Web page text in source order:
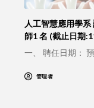
人工智慧應用學
師1 名 (截止日期
一、 聘任日期：
管理者